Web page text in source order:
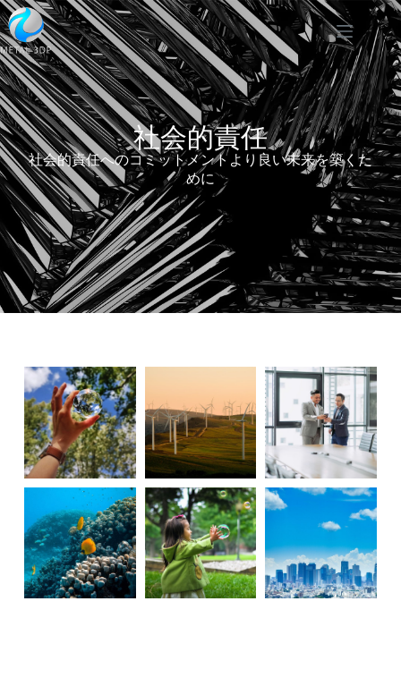
社会的責任
社会的責任へのコミットメントより良い未来を築くた
めに